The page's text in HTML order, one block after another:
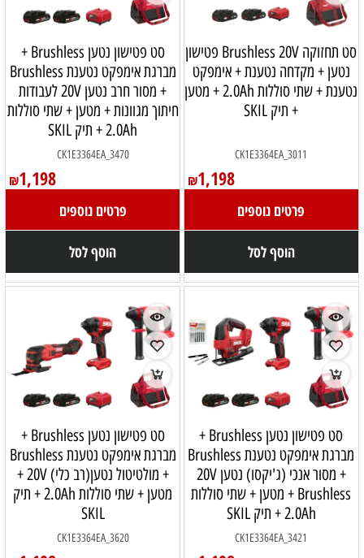
סט תחזוקה Brushless 20V פטישון
נטען + מקדחה נטענת + אימפקט
נטענת + שתי סוללות 2.0Ah + מטען
+ תיק SKIL
CK1E3364EA_3011
₪1,198
פרטים נוספים
הוסף לסל
סט פטישון נטען Brushless +
מברגת אימפקט נטענת Brushless
+ מסור חרב נטען 20V לעבודות
חיתוך מגוונות + מטען + שתי סוללות
2.0Ah + תיק SKIL
CK1E3364EA_3470
₪1,198
פרטים נוספים
הוסף לסל
סט פטישון נטען Brushless +
מברגת אימפקט נטענת Brushless
+ מסור אנכי (ג'יקסו) נטען 20V
Brushless + מטען + שתי סוללות
2.0Ah + תיק SKIL
CK1E3364EA_3421
סט פטישון נטען Brushless +
מברגת אימפקט נטענת Brushless
+ מולטיטול נטען(רב כלי) 20V +
מטען + שתי סוללות 2.0Ah + תיק
SKIL
CK1E3364EA_3620